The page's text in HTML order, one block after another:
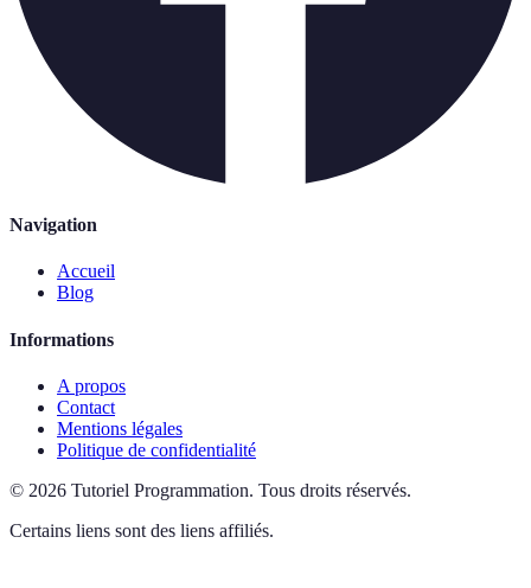
Navigation
Accueil
Blog
Informations
A propos
Contact
Mentions légales
Politique de confidentialité
© 2026 Tutoriel Programmation. Tous droits réservés.
Certains liens sont des liens affiliés.